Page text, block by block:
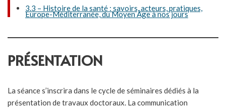
3.3 – Histoire de la santé : savoirs, acteurs, pratiques,
Europe-Méditerranée, du Moyen Âge à nos jours
PRÉSENTATION
La séance s’inscrira dans le cycle de séminaires dédiés à la
présentation de travaux doctoraux. La communication